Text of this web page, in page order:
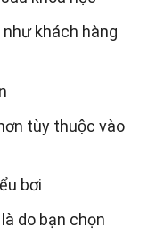
khách hàng
tùy thuộc vào
bơi
do bạn chọn